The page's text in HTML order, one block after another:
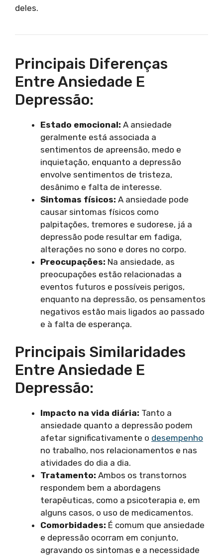
deles.
Principais Diferenças
Entre Ansiedade E
Depressão:
Estado emocional: A ansiedade
geralmente está associada a
sentimentos de apreensão, medo e
inquietação, enquanto a depressão
envolve sentimentos de tristeza,
desânimo e falta de interesse.
Sintomas físicos: A ansiedade pode
causar sintomas físicos como
palpitações, tremores e sudorese, já a
depressão pode resultar em fadiga,
alterações no sono e dores no corpo.
Preocupações: Na ansiedade, as
preocupações estão relacionadas a
eventos futuros e possíveis perigos,
enquanto na depressão, os pensamentos
negativos estão mais ligados ao passado
e à falta de esperança.
Principais Similaridades
Entre Ansiedade E
Depressão:
Impacto na vida diária: Tanto a
ansiedade quanto a depressão podem
afetar significativamente o desempenho
no trabalho, nos relacionamentos e nas
atividades do dia a dia.
Tratamento: Ambos os transtornos
respondem bem a abordagens
terapêuticas, como a psicoterapia e, em
alguns casos, o uso de medicamentos.
Comorbidades: É comum que ansiedade
e depressão ocorram em conjunto,
agravando os sintomas e a necessidade